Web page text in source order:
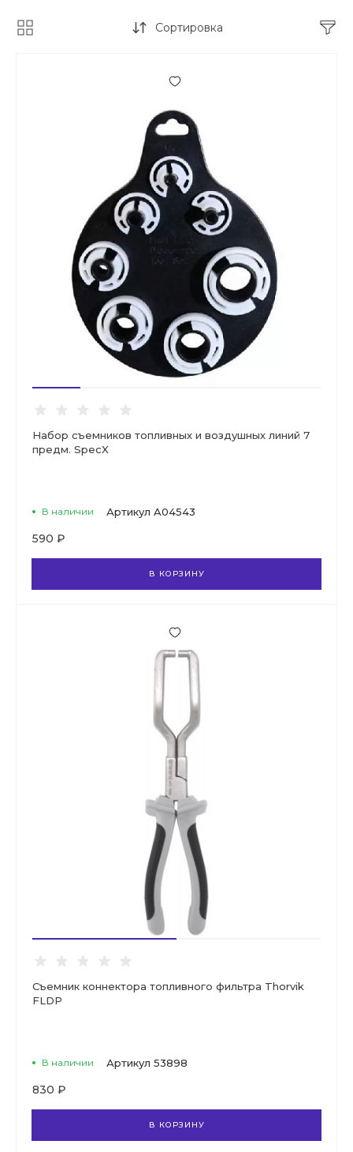
Сортировка
Набор съемников топливных и воздушных линий 7
предм. SpecX
В наличии Артикул A04543
590 ₽
В КОРЗИНУ
Съемник коннектора топливного фильтра Thorvik
FLDP
В наличии Артикул 53898
830 ₽
В КОРЗИНУ